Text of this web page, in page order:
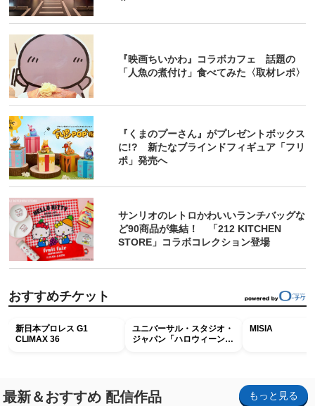
『映画ちいかわ』コラボカフェ 話題の
「人魚の煮付け」食べてみた〈取材レポ〉
『くまのプーさん』がプレゼントボックス
に!? 新たなブラインドフィギュア「フリ
ポ」発売へ
サンリオのレトロかわいいランチバッグな
ど90商品が集結！ 「212 KITCHEN
STORE」コラボコレクション登場
おすすめチケット
新日本プロレス G1
CLIMAX 36
ユニバーサル・スタジオ・
ジャパン「ハロウィーン・
MISIA
最新＆おすすめ 配信作品 もっと見る